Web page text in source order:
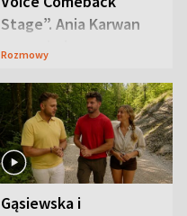
Stage”. Ania Karwan
zapowiada
Rozmowy
Gąsiewska i